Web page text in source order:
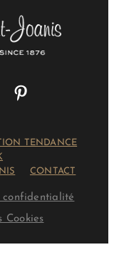
TENDANCE
CONTACT
confidentialité
Cookies